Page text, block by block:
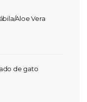
Aloe Vera
de gato